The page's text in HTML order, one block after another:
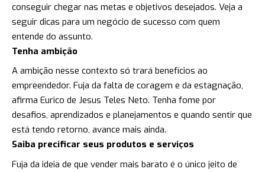
conseguir chegar nas metas e objetivos desejados. Veja a
seguir dicas para um negócio de sucesso com quem
entende do assunto.
Tenha ambição
A ambição nesse contexto só trará benefícios ao
empreendedor. Fuja da falta de coragem e da estagnação,
afirma Eurico de Jesus Teles Neto. Tenha fome por
desafios, aprendizados e planejamentos e quando sentir que
está tendo retorno, avance mais ainda.
Saiba precificar seus produtos e serviços
Fuja da ideia de que vender mais barato é o único jeito de